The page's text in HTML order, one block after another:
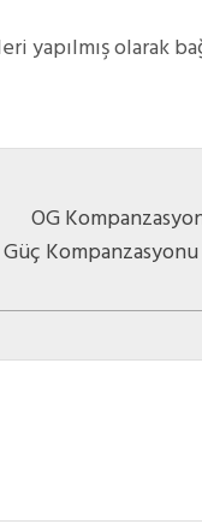
yapılmış olarak
OG